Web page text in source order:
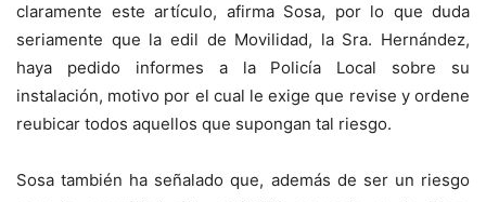
claramente este artículo, afirma Sosa, por lo que duda
seriamente que la edil de Movilidad, la Sra. Hernández,
haya pedido informes a la Policía Local sobre su
instalación, motivo por el cual le exige que revise y ordene
reubicar todos aquellos que supongan tal riesgo.
Sosa también ha señalado que, además de ser un riesgo